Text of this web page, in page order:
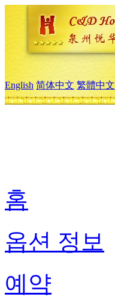
English 简体中文 繁體中文
홈
옵션 정보
예약